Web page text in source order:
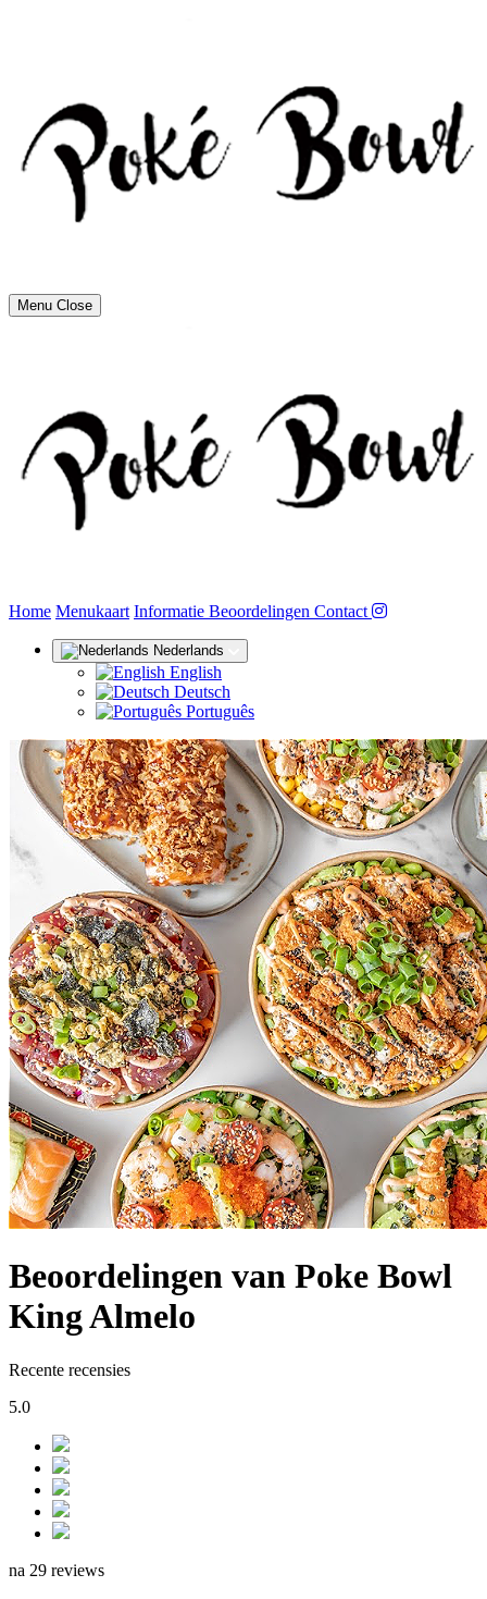
Menu Close
Home Menukaart Informatie Beoordelingen (huidige)
Contact
Nederlands
English
Deutsch
Português
Beoordelingen van Poke Bowl
King Almelo
Recente recensies
5.0
na 29 reviews